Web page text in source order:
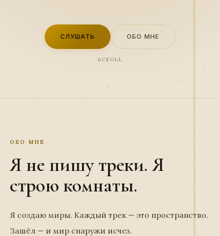
СЛУШАТЬ ОБО МНЕ
SCROLL
ОБО МНЕ
Я не пишу треки. Я
строю комнаты.
Я создаю миры. Каждый трек — это пространство.
Зашёл — и мир снаружи исчез.